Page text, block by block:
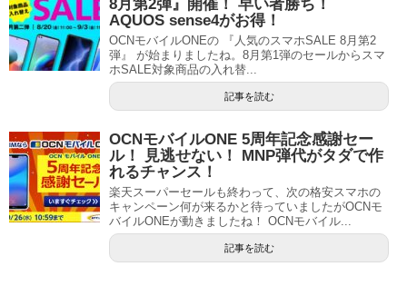
8月第2弾』開催！ 早い者勝ち！
AQUOS sense4がお得！
OCNモバイルONEの 『人気のスマホSALE 8月第2
弾』 が始まりましたね。8月第1弾のセールからスマ
ホSALE対象商品の入れ替...
記事を読む
OCNモバイルONE 5周年記念感謝セー
ル！ 見逃せない！ MNP弾代がタダで作
れるチャンス！
楽天スーパーセールも終わって、次の格安スマホの
キャンペーン何が来るかと待っていましたがOCNモ
バイルONEが動きましたね！ OCNモバイル...
記事を読む